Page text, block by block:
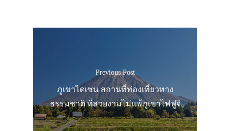
Previous Post
ภูเขาไดเซน สถานที่ท่องเที่ยวทาง
ธรรมชาติ ที่สวยงามไม่แพ้ภูเขาไฟฟูจิ